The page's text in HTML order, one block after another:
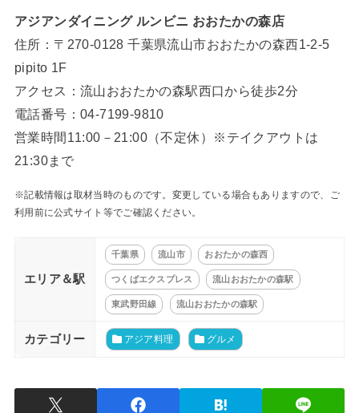
アジアンダイニング ルンビニ おおたかの森店
住所：〒270-0128 千葉県流山市おおたかの森西1-2-5
pipito 1F
アクセス：流山おおたかの森駅西口から徒歩2分
電話番号：04-7199-9810
営業時間11:00－21:00（不定休）※テイクアウトは
21:30まで
※記載情報は取材当時のものです。変更している場合もありますので、ご
利用前に公式サイト等でご確認ください。
エリア＆駅
千葉県 流山市 おおたかの森西
つくばエクスプレス 流山おおたかの森駅
東武野田線 流山おおたかの森駅
カテゴリー アジア料理 グルメ